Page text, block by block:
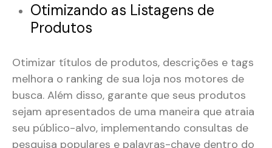
Otimizando as Listagens de
Produtos
Otimizar títulos de produtos, descrições e tags
melhora o ranking de sua loja nos motores de
busca. Além disso, garante que seus produtos
sejam apresentados de uma maneira que atraia
seu público-alvo, implementando consultas de
pesquisa populares e palavras-chave dentro do